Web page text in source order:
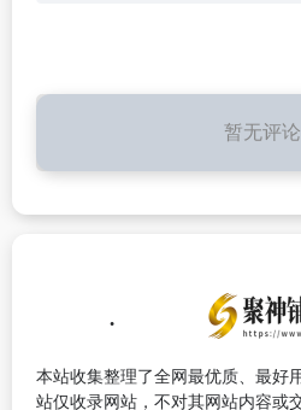
暂无评
本站收集整理了全网最优质、最好
站仅收录网站，不对其网站内容或